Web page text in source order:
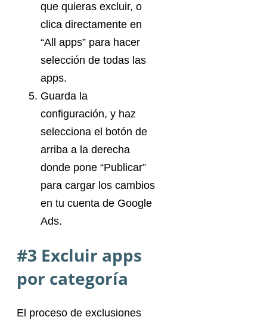
que quieras excluir, o
clica directamente en
“All apps” para hacer
selección de todas las
apps.
Guarda la
configuración, y haz
selecciona el botón de
arriba a la derecha
donde pone “Publicar”
para cargar los cambios
en tu cuenta de Google
Ads.
#3 Excluir apps
por categoría
El proceso de exclusiones